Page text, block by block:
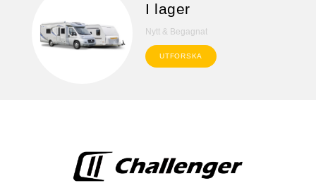
I lager
Nytt & Begagnat
UTFORSKA